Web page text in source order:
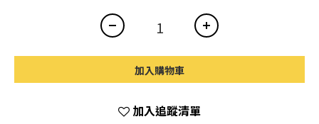
加入購物車
加入追蹤清單